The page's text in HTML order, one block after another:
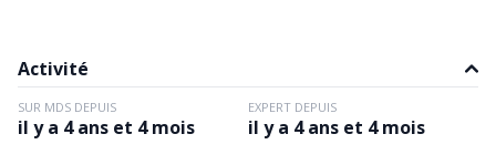
Activité
SUR MDS DEPUIS
il y a 4 ans et 4 mois
EXPERT DEPUIS
il y a 4 ans et 4 mois